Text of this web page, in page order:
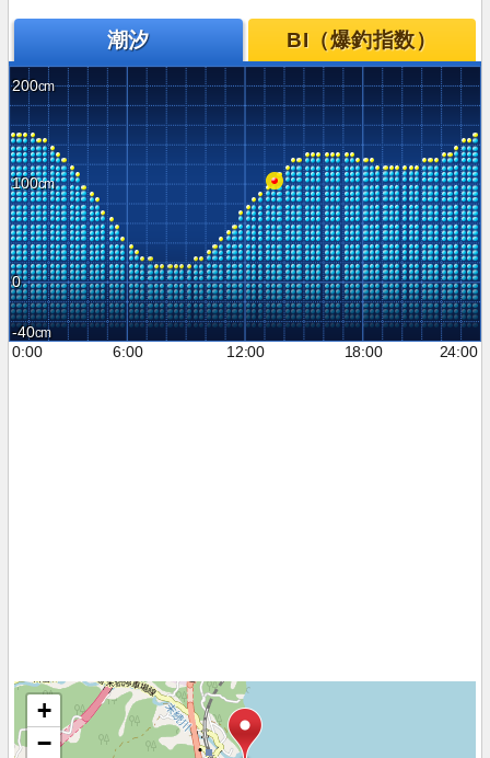
潮汐 BI（爆釣指数）
200
100
0
-40
0:00
6:00 12:00 18:00 24:00
+
−